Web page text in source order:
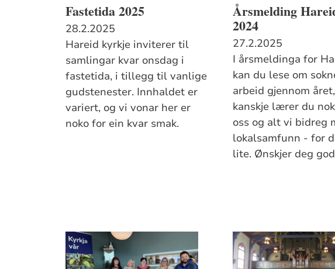
Fastetida 2025
28.2.2025
Hareid kyrkje inviterer til
samlingar kvar onsdag i
fastetida, i tillegg til vanlige
gudstenester. Innhaldet er
variert, og vi vonar her er
noko for ein kvar smak.
Årsmelding
2024
27.2.2025
I årsmeldinga for
kan du lese om
arbeid gjennom
kanskje lærer du
oss og alt vi bidreg
lokalsamfunn - for
lite. Ønskjer deg